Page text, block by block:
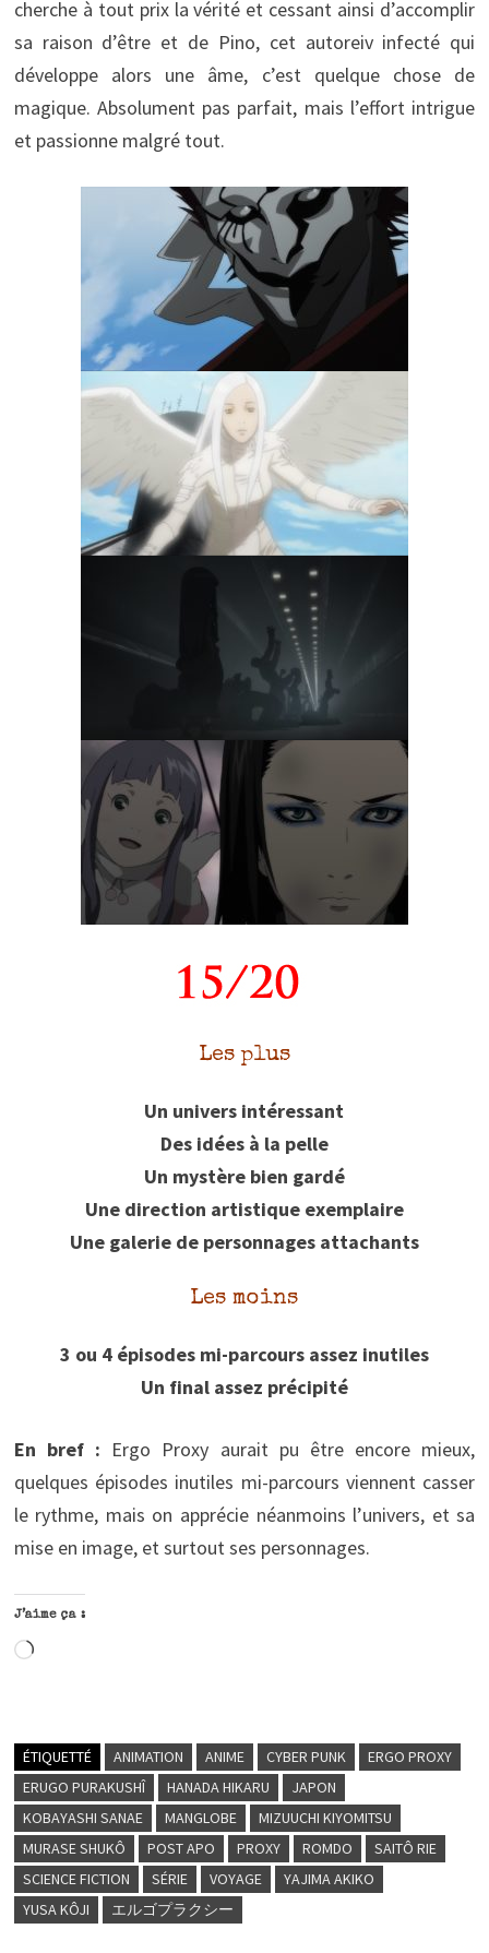
cherche à tout prix la vérité et cessant ainsi d’accomplir
sa raison d’être et de Pino, cet autoreiv infecté qui
développe alors une âme, c’est quelque chose de
magique. Absolument pas parfait, mais l’effort intrigue
et passionne malgré tout.
Les plus
Un univers intéressant
Des idées à la pelle
Un mystère bien gardé
Une direction artistique exemplaire
Une galerie de personnages attachants
Les moins
3 ou 4 épisodes mi-parcours assez inutiles
Un final assez précipité
En bref : Ergo Proxy aurait pu être encore mieux,
quelques épisodes inutiles mi-parcours viennent casser
le rythme, mais on apprécie néanmoins l’univers, et sa
mise en image, et surtout ses personnages.
J’aime ça :
Chargement…
ÉTIQUETTÉ ANIMATION ANIME CYBER PUNK
ERGO PROXY
ERUGO PURAKUSHÎ
HANADA HIKARU
JAPON
KOBAYASHI SANAE
MANGLOBE
MIZUUCHI KIYOMITSU
MURASE SHUKÔ
POST APO PROXY ROMDO
SAITÔ RIE
SCIENCE FICTION
SÉRIE VOYAGE
YAJIMA AKIKO
YUSA KÔJI
エルゴプラクシー